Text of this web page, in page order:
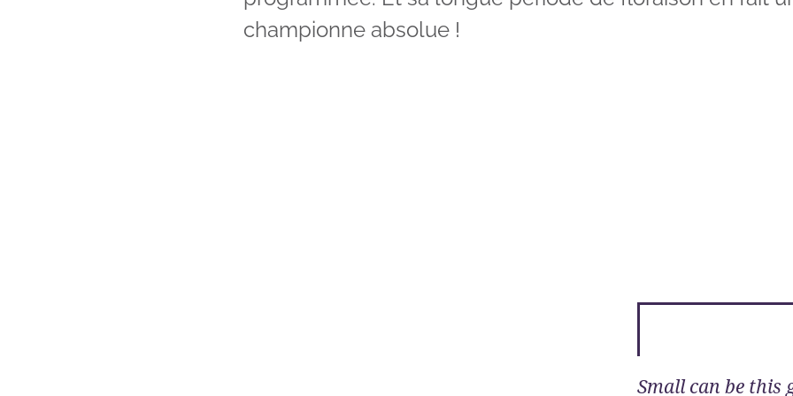
championne absolue !
Small can be this